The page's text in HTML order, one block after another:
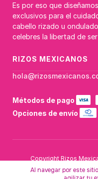
Al navegar por este sitio
Es por eso que
exclusivos para el
cabello rizado u
celebres la libertad de ser
RIZOS MEXICANOS
Métodos de pago
Opciones de envío
Copyright Rizos